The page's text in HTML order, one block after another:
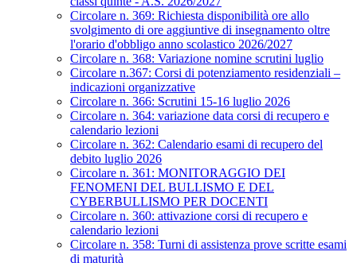
Circolare n. 369: Richiesta disponibilità ore allo
svolgimento di ore aggiuntive di insegnamento oltre
l'orario d'obbligo anno scolastico 2026/2027
Circolare n. 368: Variazione nomine scrutini luglio
Circolare n.367: Corsi di potenziamento residenziali –
indicazioni organizzative
Circolare n. 366: Scrutini 15-16 luglio 2026
Circolare n. 364: variazione data corsi di recupero e
calendario lezioni
Circolare n. 362: Calendario esami di recupero del
debito luglio 2026
Circolare n. 361: MONITORAGGIO DEI
FENOMENI DEL BULLISMO E DEL
CYBERBULLISMO PER DOCENTI
Circolare n. 360: attivazione corsi di recupero e
calendario lezioni
Circolare n. 358: Turni di assistenza prove scritte esami
di maturità